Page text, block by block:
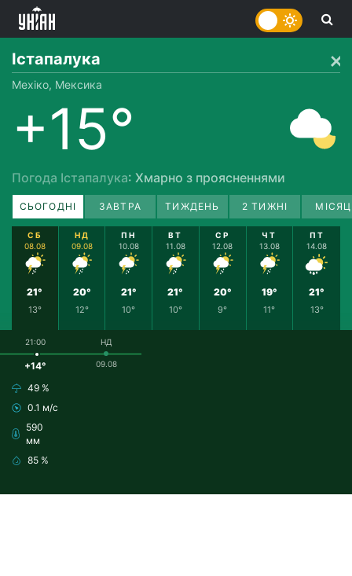
Істапалука
Мехіко, Мексика
+15°
Погода Істапалука: Хмарно з проясненнями
СЬОГОДНІ ЗАВТРА ТИЖДЕНЬ 2 ТИЖНІ
СБ
08.08
21°
13°
НД
09.08
20°
12°
ПН
10.08
21°
10°
ВТ
11.08
21°
10°
СР
12.08
20°
9°
ЧТ
13.08
19°
11°
ПТ
14.08
21°
13°
21:00
+14°
49 %
0.1 м/с
590
мм
85 %
НД
09.08